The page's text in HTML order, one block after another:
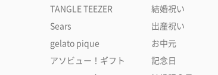
TANGLE TEEZER
Sears
gelato pique
アソビュー！ギフト
結婚祝い
出産祝い
お中元
記念日